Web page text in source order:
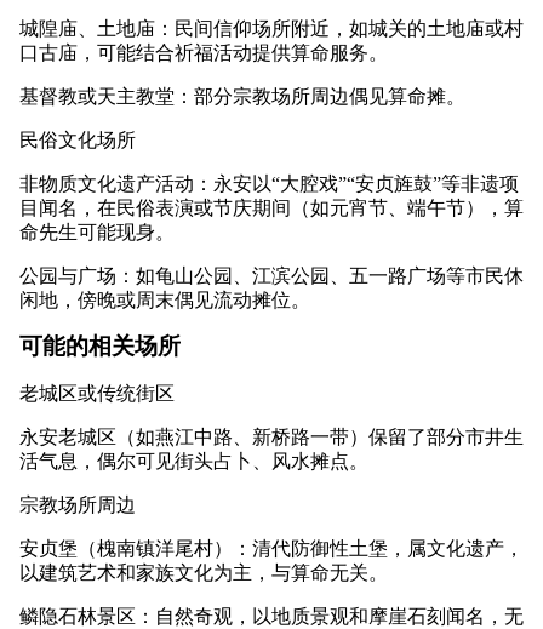
城隍庙、土地庙：民间信仰场所附近，如城关的土地庙或村
口古庙，可能结合祈福活动提供算命服务。
基督教或天主教堂：部分宗教场所周边偶见算命摊。
民俗文化场所
非物质文化遗产活动：永安以“大腔戏”“安贞旌鼓”等非遗项
目闻名，在民俗表演或节庆期间（如元宵节、端午节），算
命先生可能现身。
公园与广场：如龟山公园、江滨公园、五一路广场等市民休
闲地，傍晚或周末偶见流动摊位。
可能的相关场所
老城区或传统街区
永安老城区（如燕江中路、新桥路一带）保留了部分市井生
活气息，偶尔可见街头占卜、风水摊点。
宗教场所周边
安贞堡（槐南镇洋尾村）：清代防御性土堡，属文化遗产，
以建筑艺术和家族文化为主，与算命无关。
鳞隐石林景区：自然奇观，以地质景观和摩崖石刻闻名，无